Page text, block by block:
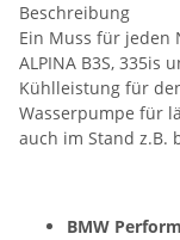
Beschreibung
Ein Muss für jeden
ALPINA B3S, 335is
Kühlleistung für
Wasserpumpe für
auch im Stand z.B.
BMW